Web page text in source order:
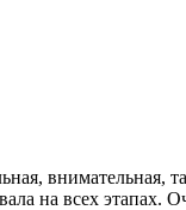
внимательная,
на всех этапах.